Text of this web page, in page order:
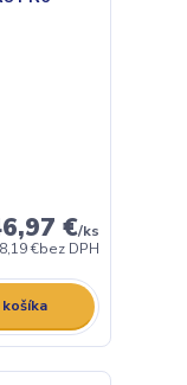
€/ks
€bez DPH